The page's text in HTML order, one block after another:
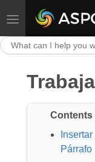
Toggle navigation
Contents
Insertar
Párrafo